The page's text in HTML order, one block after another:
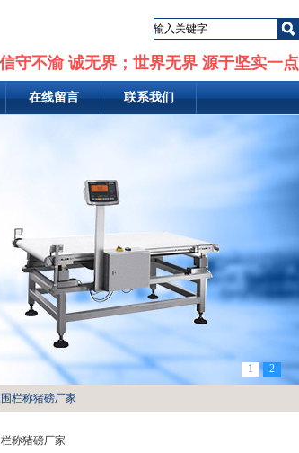
守不渝 诚无界；世界无界 源于坚实一点
在线留言 联系我们
1 2
栏称猪磅厂家
称猪磅厂家